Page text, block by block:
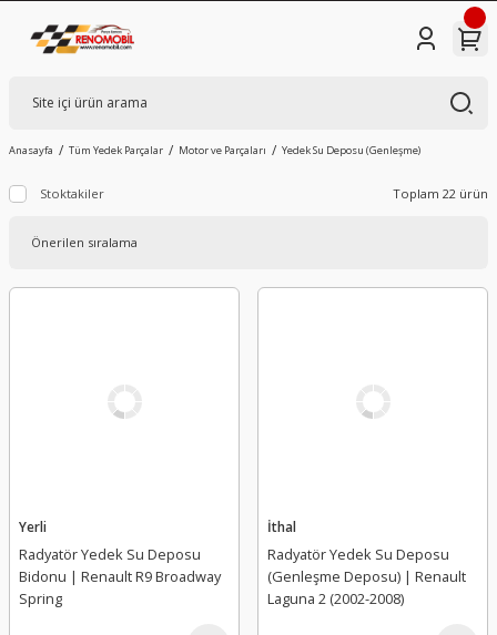
Anasayfa Tüm Yedek Parçalar Motor ve Parçaları Yedek Su Deposu (Genleşme)
Stoktakiler Toplam 22 ürün
Yerli
Radyatör Yedek Su Deposu
Bidonu | Renault R9 Broadway
Spring
İthal
Radyatör Yedek Su Deposu
(Genleşme Deposu) | Renault
Laguna 2 (2002-2008)